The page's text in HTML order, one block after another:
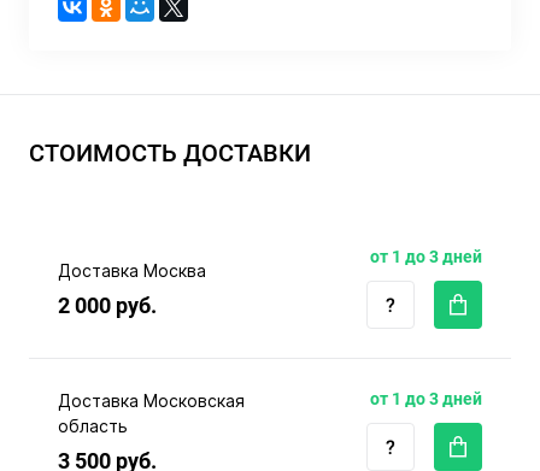
СТОИМОСТЬ ДОСТАВКИ
Доставка Москва
2 000 руб.
от 1 до 3 дней
Доставка Московская
область
3 500 руб.
от 1 до 3 дней